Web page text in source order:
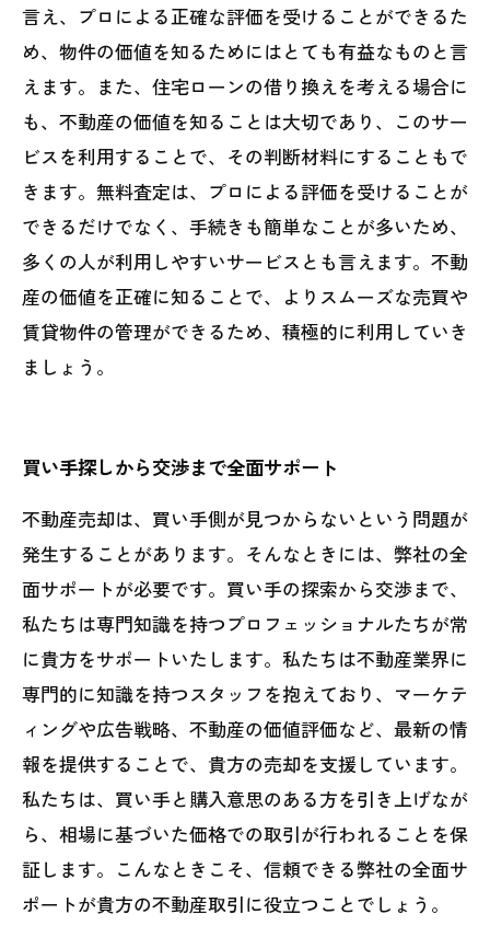
言え、プロによる正確な評価を受けることができるた
め、物件の価値を知るためにはとても有益なものと言
えます。また、住宅ローンの借り換えを考える場合に
も、不動産の価値を知ることは大切であり、このサー
ビスを利用することで、その判断材料にすることもで
きます。無料査定は、プロによる評価を受けることが
できるだけでなく、手続きも簡単なことが多いため、
多くの人が利用しやすいサービスとも言えます。不動
産の価値を正確に知ることで、よりスムーズな売買や
賃貸物件の管理ができるため、積極的に利用していき
ましょう。
買い手探しから交渉まで全面サポート
不動産売却は、買い手側が見つからないという問題が
発生することがあります。そんなときには、弊社の全
面サポートが必要です。買い手の探索から交渉まで、
私たちは専門知識を持つプロフェッショナルたちが常
に貴方をサポートいたします。私たちは不動産業界に
専門的に知識を持つスタッフを抱えており、マーケテ
ィングや広告戦略、不動産の価値評価など、最新の情
報を提供することで、貴方の売却を支援しています。
私たちは、買い手と購入意思のある方を引き上げなが
ら、相場に基づいた価格での取引が行われることを保
証します。こんなときこそ、信頼できる弊社の全面サ
ポートが貴方の不動産取引に役立つことでしょう。